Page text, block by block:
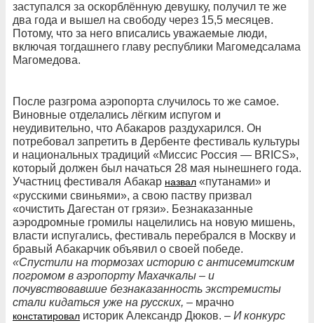
заступался за оскорблённую девушку, получил те же
два года и вышел на свободу через 15,5 месяцев.
Потому, что за него вписались уважаемые люди,
включая тогдашнего главу республики Магомедсалама
Магомедова.
После разгрома аэропорта случилось то же самое.
Виновные отделались лёгким испугом и
неудивительно, что Абакаров раздухарился. Он
потребовал запретить в Дербенте фестиваль культуры
и национальных традиций «Миссис Россия — BRICS»,
который должен был начаться 28 мая нынешнего года.
Участниц фестиваля Абакар назвал «путанами» и
«русскими свиньями», а свою паству призвал
«очистить Дагестан от грязи». Безнаказанные
аэродромные громилы нацелились на новую мишень,
власти испугались, фестиваль перебрался в Москву и
бравый Абакарчик объявил о своей победе.
«Спустили на тормозах историю с антисемитским
погромом в аэропорту Махачкалы – и
почувствовавшие безнаказанность экстремисты
стали кидаться уже на русских, – мрачно
констатировал историк Александр Дюков. – И конкурс